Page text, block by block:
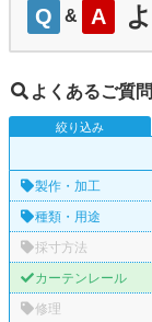
Q & A
よくあるご質問
絞り込み
製作・加工
種類・用途
採寸方法
カーテンレール
修理